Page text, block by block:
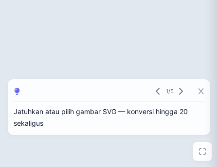
Jatuhkan atau pilih gambar SVG — konversi hingga 20
sekaligus
1/5